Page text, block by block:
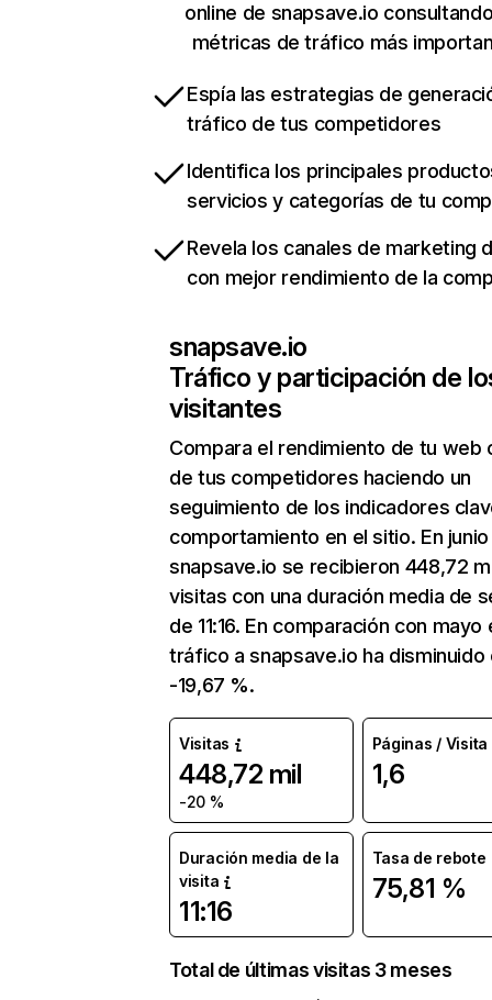
online de snapsave.io
métricas de tráfico más
Espía las estrategias de
tráfico de tus competidores
Identifica los principales
servicios y categorías de tu
Revela los canales de marketing
con mejor rendimiento de la
snapsave.io
Tráfico y participación de
visitantes
Compara el rendimiento de tu web
de tus competidores haciendo un
seguimiento de los indicadores
comportamiento en el sitio. En junio
snapsave.io se recibieron 448,72
visitas con una duración media de
de 11:16. En comparación con mayo
tráfico a snapsave.io ha disminuido
-19,67 %.
Visitas
448,72 mil
-20 %
Páginas / Visita
1,6
Duración media de la
visita
11:16
Tasa de rebote
75,81 %
Total de últimas visitas 3 meses